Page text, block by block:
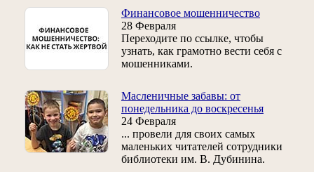
Финансовое мошенничество
28 Февраля
Переходите по ссылке, чтобы
узнать, как грамотно вести себя с
мошенниками.
Масленичные забавы: от
понедельника до воскресенья
24 Февраля
... провели для своих самых
маленьких читателей сотрудники
библиотеки им. В. Дубинина.